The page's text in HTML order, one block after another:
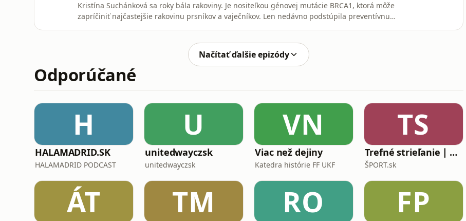
Kristína Suchánková sa roky bála rakoviny. Je nositeľkou génovej mutácie BRCA1, ktorá môže
zapríčiniť najčastejšie rakovinu prsníkov a vaječníkov. Len nedávno podstúpila preventívnu
Načítať ďalšie epizódy
Odporúčané
H
HALAMADRID.SK
HALAMADRID PODCAST
U
unitedwayczsk
unitedwayczsk
VN
Viac než dejiny
Katedra histórie FF UKF
TS
Trefné strieľanie ∣ ŠPORT.sk
ŠPORT.sk
ÁT TM RO FP